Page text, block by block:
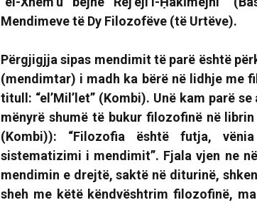
Mendimeve të Dy Filozofëve (të Urtëve).
Përgjigjja sipas mendimit të parë është
(mendimtar) i madh ka bërë në lidhje me
titull: “el’Mil’let” (Kombi). Unë kam parë
mënyrë shumë të bukur filozofinë në
(Kombi)): “Filozofia është futja,
sistematizimi i mendimit”. Fjala vjen ne
mendimin e drejtë, saktë në diturinë,
sheh me këtë këndvështrim filozofinë,